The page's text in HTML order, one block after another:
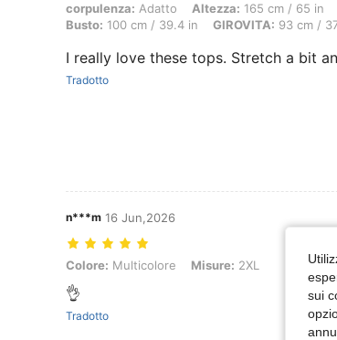
corpulenza: Adatto, Altezza: 165 cm / 65 in, Peso:
corpulenza: Adatto Altezza: 165 cm / 65 in
Busto: 100 cm / 39.4 in GIROVITA: 93 cm /
I really love these tops. Stretch a bit
Tradotto
n***m 16 Jun,2026
Colore: Multicolore, Misure: 2XL
Colore: Multicolore Misure: 2XL
👌
Tradotto
sui